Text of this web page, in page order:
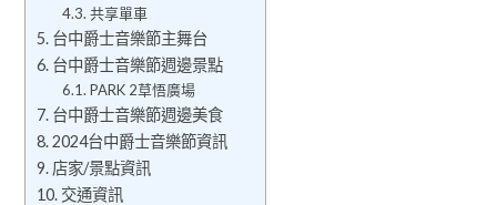
共享單車
台中爵士音樂節主舞台
台中爵士音樂節週邊景點
PARK 2草悟廣場
台中爵士音樂節週邊美食
2024台中爵士音樂節資訊
店家/景點資訊
交通資訊